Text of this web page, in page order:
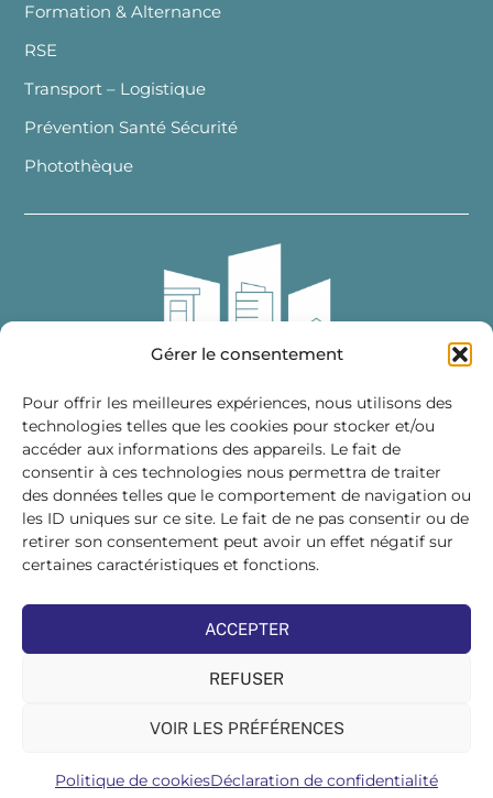
Gérer le consentement
Pour offrir les meilleures expériences, nous utilisons des
technologies telles que les cookies pour stocker et/ou
accéder aux informations des appareils. Le fait de
consentir à ces technologies nous permettra de traiter
des données telles que le comportement de navigation ou
les ID uniques sur ce site. Le fait de ne pas consentir ou de
retirer son consentement peut avoir un effet négatif sur
certaines caractéristiques et fonctions.
ACCEPTER
REFUSER
VOIR LES PRÉFÉRENCES
Politique de cookiesDéclaration de confidentialité
Formation & Alternance
RSE
Transport – Logistique
Prévention Santé Sécurité
Photothèque
Fédération des Distributeurs
de Matériaux de Construction
215 bis, boulevard Saint-Germain
75007 PARIS
Tél : 01 45 48 28 44
Suivez-nous sur les réseaux sociaux :